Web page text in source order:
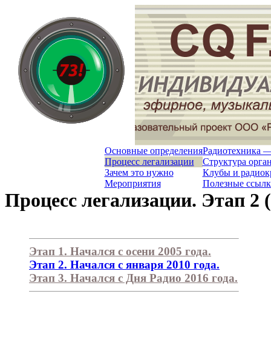
Основные определенияРадиотехника
Процесс легализации
Структура
Зачем это нужно
Клубы и
Мероприятия
Полезные
Процесс легализации. Этап 2
Этап 1. Начался с осени 2005 года.
Этап 2. Начался с января 2010 года.
Этап 3. Начался с Дня Радио 2016 года.